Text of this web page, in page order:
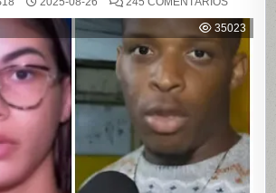
ACUSA
DE
UBER
DE
EM
DE
VÍDEOS
ÍNTIMOS
EM
BAHIA
35023